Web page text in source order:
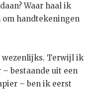
Waar haal ik
handtekeningen
wezenlijks. Terwijl ik
bestaande uit een
– ben ik eerst